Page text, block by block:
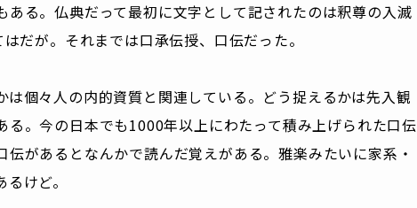
る。仏典だって最初に文字として記されたのは釈尊の入滅
だが。それまでは口承伝授、口伝だった。
個々人の内的資質と関連している。どう捉えるかは先入観
。今の日本でも1000年以上にわたって積み上げられた口伝
があるとなんかで読んだ覚えがある。雅楽みたいに家系・
けど。